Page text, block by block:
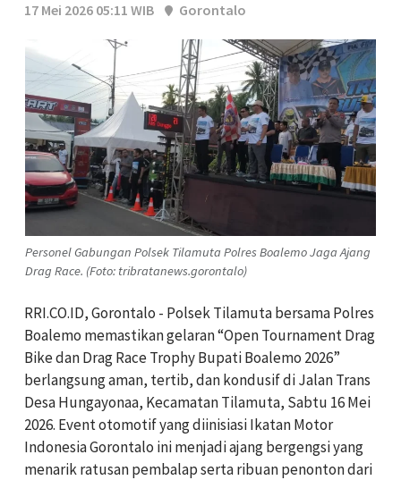
17 Mei 2026 05:11 WIB
Gorontalo
Personel Gabungan Polsek Tilamuta Polres Boalemo Jaga Ajang
Drag Race. (Foto: tribratanews.gorontalo)
RRI.CO.ID, Gorontalo - Polsek Tilamuta bersama Polres
Boalemo memastikan gelaran “Open Tournament Drag
Bike dan Drag Race Trophy Bupati Boalemo 2026”
berlangsung aman, tertib, dan kondusif di Jalan Trans
Desa Hungayonaa, Kecamatan Tilamuta, Sabtu 16 Mei
2026. Event otomotif yang diinisiasi Ikatan Motor
Indonesia Gorontalo ini menjadi ajang bergengsi yang
menarik ratusan pembalap serta ribuan penonton dari